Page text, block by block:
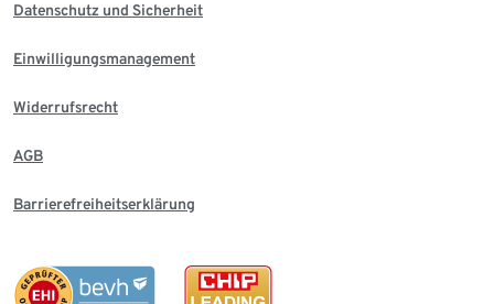
Datenschutz und Sicherheit
Einwilligungsmanagement
Widerrufsrecht
AGB
Barrierefreiheitserklärung